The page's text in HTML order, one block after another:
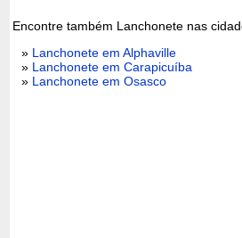
Encontre também Lanchonete nas
» Lanchonete em Alphaville
» Lanchonete em Carapicuíba
» Lanchonete em Osasco